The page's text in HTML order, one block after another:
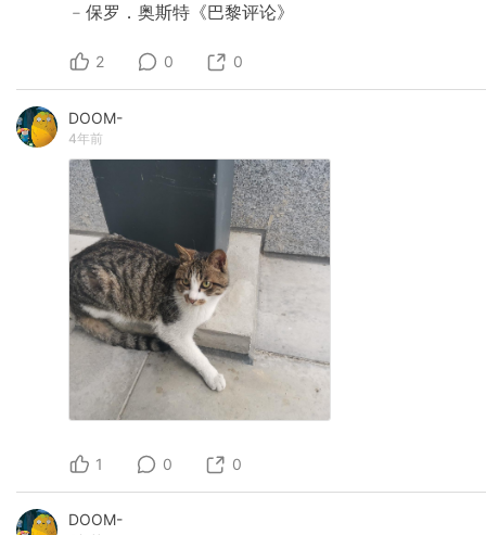
﹣保罗．奥斯特《巴黎评论》
2 0 0
DOOM-
4年前
1 0 0
DOOM-